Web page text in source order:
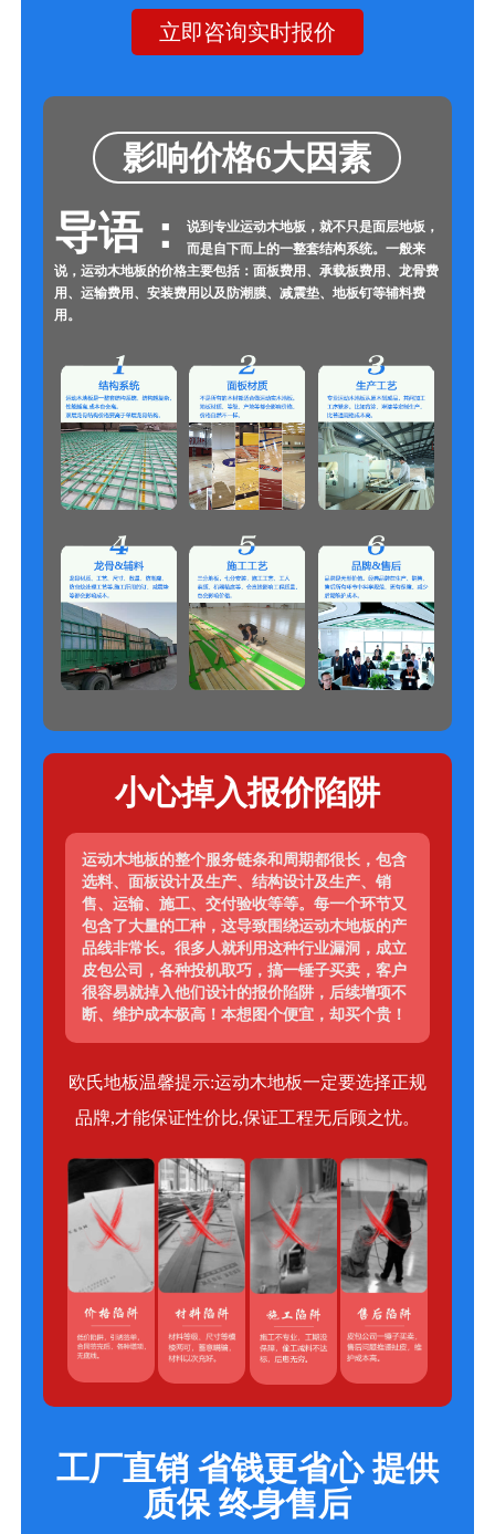
立即咨询实时报价
影响价格6大因素
导语：
说到专业运动木地板，就不只是面层地板，
而是自下而上的一整套结构系统。一般来
说，运动木地板的价格主要包括：面板费用、承载板费用、龙骨费
用、运输费用、安装费用以及防潮膜、减震垫、地板钉等辅料费
用。
小心掉入报价陷阱
运动木地板的整个服务链条和周期都很长，包含
选料、面板设计及生产、结构设计及生产、销
售、运输、施工、交付验收等等。每一个环节又
包含了大量的工种，这导致围绕运动木地板的产
品线非常长。很多人就利用这种行业漏洞，成立
皮包公司，各种投机取巧，搞一锤子买卖，客户
很容易就掉入他们设计的报价陷阱，后续增项不
断、维护成本极高！本想图个便宜，却买个贵！
欧氏地板温馨提示:运动木地板一定要选择正规
品牌,才能保证性价比,保证工程无后顾之忧。
工厂直销 省钱更省心 提供
质保 终身售后